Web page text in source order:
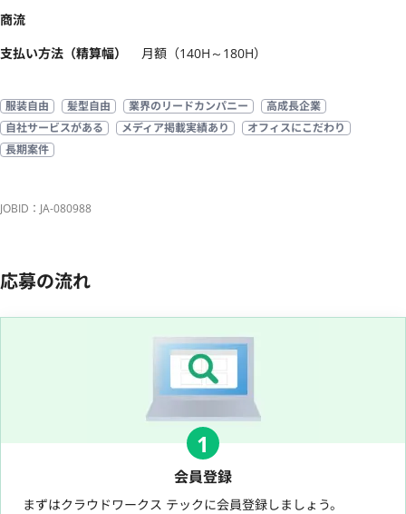
商流
支払い方法（精算幅）
月額（140H～180H）
服装自由 髪型自由 業界のリードカンパニー
高成長企業
自社サービスがある
メディア掲載実績あり
オフィスにこだわり
長期案件
JOBID：JA-080988
応募の流れ
1
会員登録
まずはクラウドワークス テックに会員登録しましょう。